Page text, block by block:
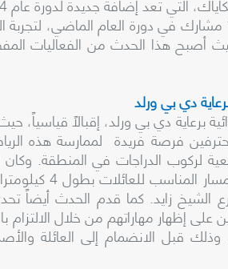
بـ 2,330 مشاركاً محترفاً ومبتدئاً، مقارنة بـ 1,000 مشارك في دورة العام
حيث أصبح هذا الحدث من الفعاليات
دي بي ورلد، إقبالاً قياسياً،
والمحترفين فرصة فريدة لممارسة هذه
لركوب الدراجات في المنطقة. وكان
العام إمكانية الاختيار
12 كيلومتراً على شارع الشيخ زايد. كما قدم
على إظهار مهاراتهم من خلال
وذلك قبل الانضمام إلى العائلة